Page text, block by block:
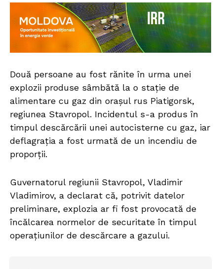
Două persoane au fost rănite în urma unei
explozii produse sâmbătă la o stație de
alimentare cu gaz din orașul rus Piatigorsk,
regiunea Stavropol. Incidentul s-a produs în
timpul descărcării unei autocisterne cu gaz, iar
deflagrația a fost urmată de un incendiu de
proporții.
Guvernatorul regiunii Stavropol, Vladimir
Vladimirov, a declarat că, potrivit datelor
preliminare, explozia ar fi fost provocată de
încălcarea normelor de securitate în timpul
operațiunilor de descărcare a gazului.